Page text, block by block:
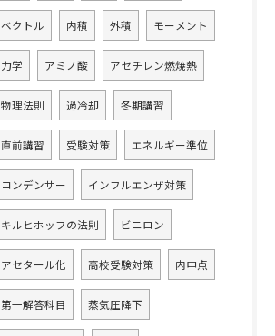
ベクトル 内積 外積 モーメント
力学 アミノ酸 アセチレン燃焼熱
物理法則 過冷却 冬期講習
直前講習 受験対策 エネルギー準位
コンデンサー インフルエンザ対策
キルヒホッフの法則 ビニロン
アセタール化 高校受験対策 内申点
第一解答科目 蒸気圧降下